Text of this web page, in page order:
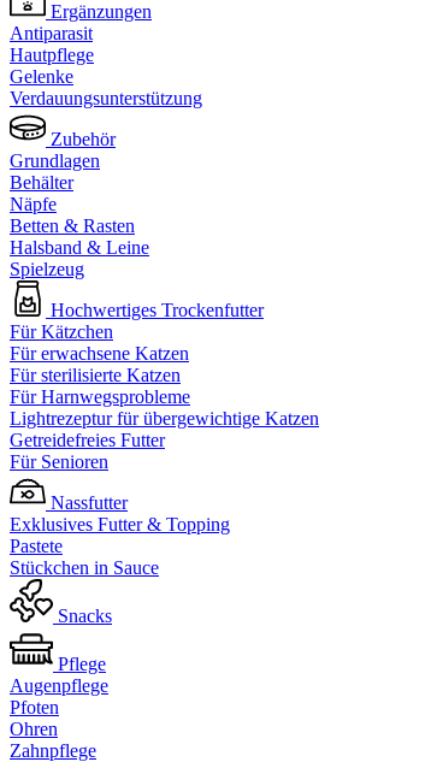
Ergänzungen
Antiparasit
Hautpflege
Gelenke
Verdauungsunterstützung
Zubehör
Grundlagen
Behälter
Näpfe
Betten & Rasten
Halsband & Leine
Spielzeug
Hochwertiges Trockenfutter
Für Kätzchen
Für erwachsene Katzen
Für sterilisierte Katzen
Für Harnwegsprobleme
Lightrezeptur für übergewichtige Katzen
Getreidefreies Futter
Für Senioren
Nassfutter
Exklusives Futter & Topping
Pastete
Stückchen in Sauce
Snacks
Pflege
Augenpflege
Pfoten
Ohren
Zahnpflege